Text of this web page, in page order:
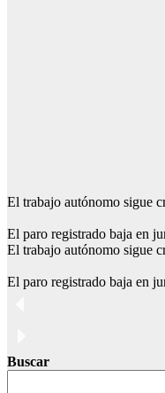
El trabajo autónomo sigue
El paro registrado baja en
El trabajo autónomo sigue
El paro registrado baja en
Buscar